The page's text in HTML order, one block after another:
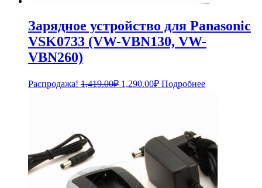
Зарядное устройство для Panasonic
VSK0733 (VW-VBN130, VW-
VBN260)
Распродажа! 1,419.00₽ Первоначальная
1,290.00₽Текущая
цена:
Подробнее